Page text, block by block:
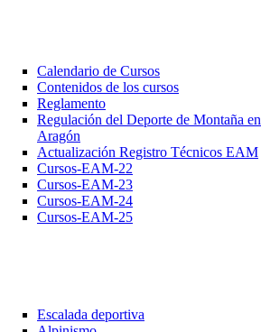
Calendario de Cursos
Contenidos de los cursos
Reglamento
Regulación del Deporte de Montaña en
Aragón
Actualización Registro Técnicos EAM
Cursos-EAM-22
Cursos-EAM-23
Cursos-EAM-24
Cursos-EAM-25
Escalada deportiva